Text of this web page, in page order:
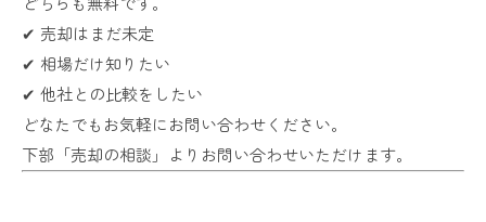
✔ 売却はまだ未定
✔ 相場だけ知りたい
✔ 他社との比較をしたい
どなたでもお気軽にお問い合わせください。
下部「売却の相談」よりお問い合わせいただけます。